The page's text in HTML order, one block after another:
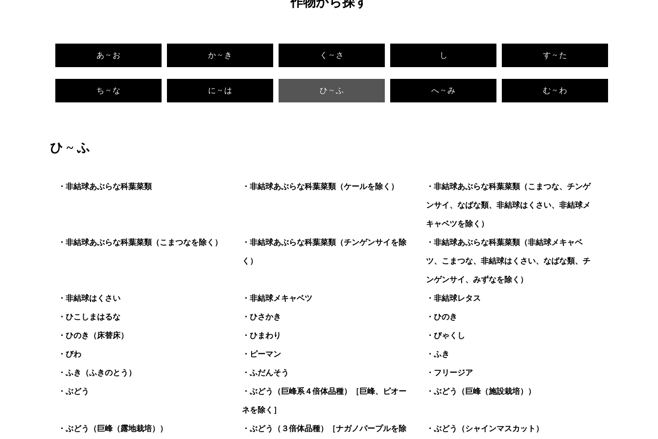
あ ~ お か ~ き く ~ さ し す ~ た
ち ~ な に ~ は ひ ~ ふ へ ~ み む ~ わ
ひ ~ ふ
非結球あぶらな科葉菜類 非結球あぶらな科葉菜類（ケールを除く） 非結球あぶらな科葉菜類（こまつな、チンゲ
ンサイ、なばな類、非結球はくさい、非結球メ
キャベツを除く）
非結球あぶらな科葉菜類（こまつなを除く） 非結球あぶらな科葉菜類（チンゲンサイを除
く）
非結球あぶらな科葉菜類（非結球メキャベ
ツ、こまつな、非結球はくさい、なばな類、チ
ンゲンサイ、みずなを除く）
非結球はくさい 非結球メキャベツ 非結球レタス
ひこしまはるな ひさかき ひのき
ひのき（床替床） ひまわり びゃくし
びわ ピーマン ふき
ふき（ふきのとう） ふだんそう フリージア
ぶどう ぶどう（巨峰系４倍体品種）［巨峰、ピオー
ネを除く］
ぶどう（巨峰（施設栽培））
ぶどう（巨峰（露地栽培）） ぶどう（３倍体品種）［ナガノパープルを除 ぶどう（シャインマスカット）